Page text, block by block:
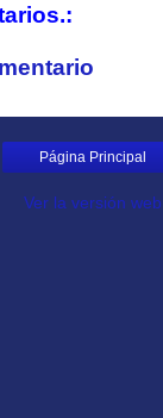
Página Principal
Ver la versión web